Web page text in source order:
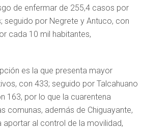
de enfermar de 255,4 casos por
seguido por Negrete y Antuco, con
cada 10 mil habitantes,
es la que presenta mayor
con 433; seguido por Talcahuano
163, por lo que la cuarentena
comunas, además de Chiguayante,
aportar al control de la movilidad,